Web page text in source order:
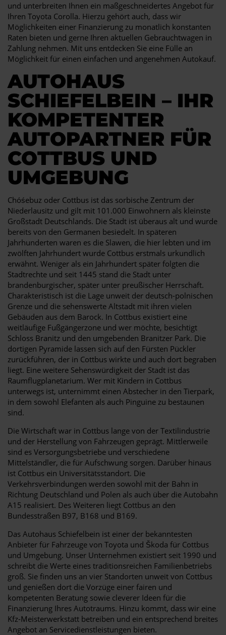
und unterbreiten Ihnen ein maßgeschneidertes Angebot für
Ihren Toyota Corolla. Hierzu gehört auch, dass wir
Möglichkeiten einer Finanzierung zu monatlich konstanten
Raten bieten und gerne Ihren aktuellen Gebrauchtwagen in
Zahlung nehmen. Mit uns entdecken Sie eine Fülle an
Möglichkeit für einen einfachen und angenehmen Autokauf.
AUTOHAUS
SCHIEFELBEIN – IHR
KOMPETENTER
AUTOPARTNER FÜR
COTTBUS UND
UMGEBUNG
Chóśebuz oder Cottbus ist das sorbische Zentrum der
Niederlausitz und gilt mit 101.000 Einwohnern als kleinste
Großstadt Deutschlands. Die Stadt ist überaus alt und wurde
bereits von den Germanen besiedelt. In späteren
Jahrhunderten waren es die Slawen, die hier lebten und im
zwölften Jahrhundert wurde Cottbus erstmals urkundlich
erwähnt. Weniger als ein Jahrhundert später folgten die
Stadtrechte und seit 1445 stand die Stadt unter
brandenburgischer, später unter preußischer Herrschaft.
Charakteristisch ist die Lage unweit der deutsch-polnischen
Grenze und die sehenswerte Altstadt mit ihren vielen
Gebäuden aus dem Barock. In Cottbus existiert eine
weitläufige Fußgängerzone und wer möchte, besichtigt
Schloss Branitz und den umgebenden Branitzer Park. Die
dortigen Pyramide lassen sich auf den Fürsten Pückler
zurückführen, der in Cottbus wirkte und auch dort begraben
liegt. Eine weitere Sehenswürdigkeit der Stadt ist das
Raumflugplanetarium. Wer mit Kindern in Cottbus
unterwegs ist, unternimmt einen Abstecher in den Tierpark,
in dem sowohl Elefanten als auch Pinguine zu bestaunen
sind.
Die Wirtschaft war in Cottbus lange von der Textilindustrie
und der Herstellung von Fahrzeugen geprägt. Mittlerweile
sind es Versorgungsbetriebe und verschiedene
Mittelständler, die für Aufschwung sorgen. Darüber hinaus
ist Cottbus ein Universitätsstandort. Die
Verkehrsverbindungen werden sowohl mit der Bahn in
Richtung Deutschland und Polen als auch über die Autobahn
A15 realisiert. Des Weiteren liegt Cottbus an den
Bundesstraßen B97, B168 und B169.
Das Autohaus Schiefelbein ist einer der bekanntesten
Anbieter für Fahrzeuge von Toyota und Škoda für Cottbus
und Umgebung. Unser Unternehmen existiert seit 1990 und
schreibt die Werte eines traditionsreichen Familienbetriebs
groß. Sie finden uns an vier Standorten unweit von Cottbus
und genießen dort die Vorzüge einer fairen und
kompetenten Beratung sowie cleverer Ideen für die
Finanzierung Ihres Autotraums. Hinzu kommt, dass wir eine
Kfz-Meisterwerkstatt betreiben und ein entsprechend breites
Angebot an Servicedienstleistungen bieten.